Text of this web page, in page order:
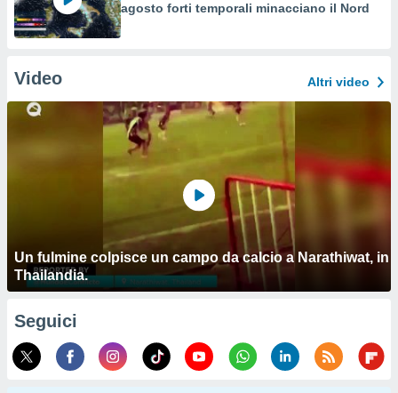
agosto forti temporali minacciano il Nord
Video Altri video
Un fulmine colpisce un campo da calcio a Narathiwat, in
Thailandia.
Seguici